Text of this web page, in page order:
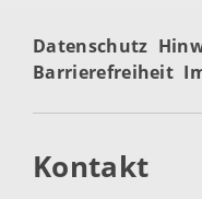
Datenschutz
Barrierefreiheit
Kontakt